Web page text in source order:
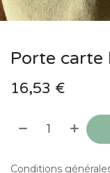
Porte
16,53 €
Conditions